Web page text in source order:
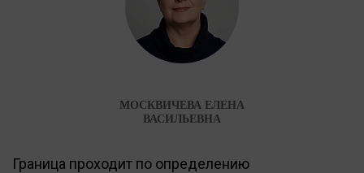
МОСКВИЧЕВА ЕЛЕНА
ВАСИЛЬЕВНА
Граница проходит по определению